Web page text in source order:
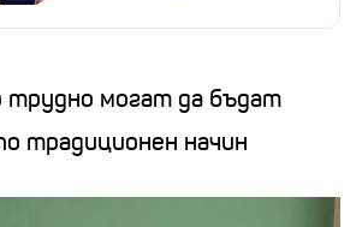
могат да бъдат
традиционен начин